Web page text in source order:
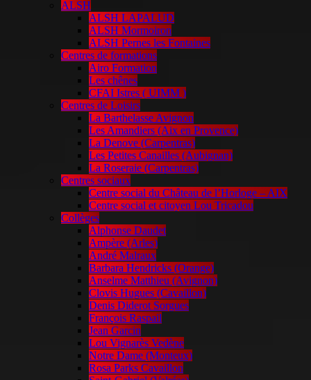
ALSH
ALSH LAPALUD
ALSH Mormoiron
ALSH Pernes les Fontaines
Centres de formations
Airo Formation
Les chênes
CFAI Istres ( UIMM )
Centres de Loisirs
La Barthelasse Avignon
Les Amandiers (Aix en Provence)
La Denove (Carpentras)
Les Petites Canailles (Aubignan)
La Roseraie (Carpentras)
Centres sociaux
Centre social du Château de l’Horloge – AIX
Centre social et citoyen Lou Tricadou
Collèges
Alphonse Daudet
Ampère (Arles)
André Malraux
Barbara Hendricks (Orange)
Anselme Matthieu (Avignon)
Clovis Hugues (Cavaillon)
Denis Diderot Sorgues
François Raspail
Jean Garcin
Lou Vignarès Vedène
Notre Dame (Monteux)
Rosa Parks Cavaillon